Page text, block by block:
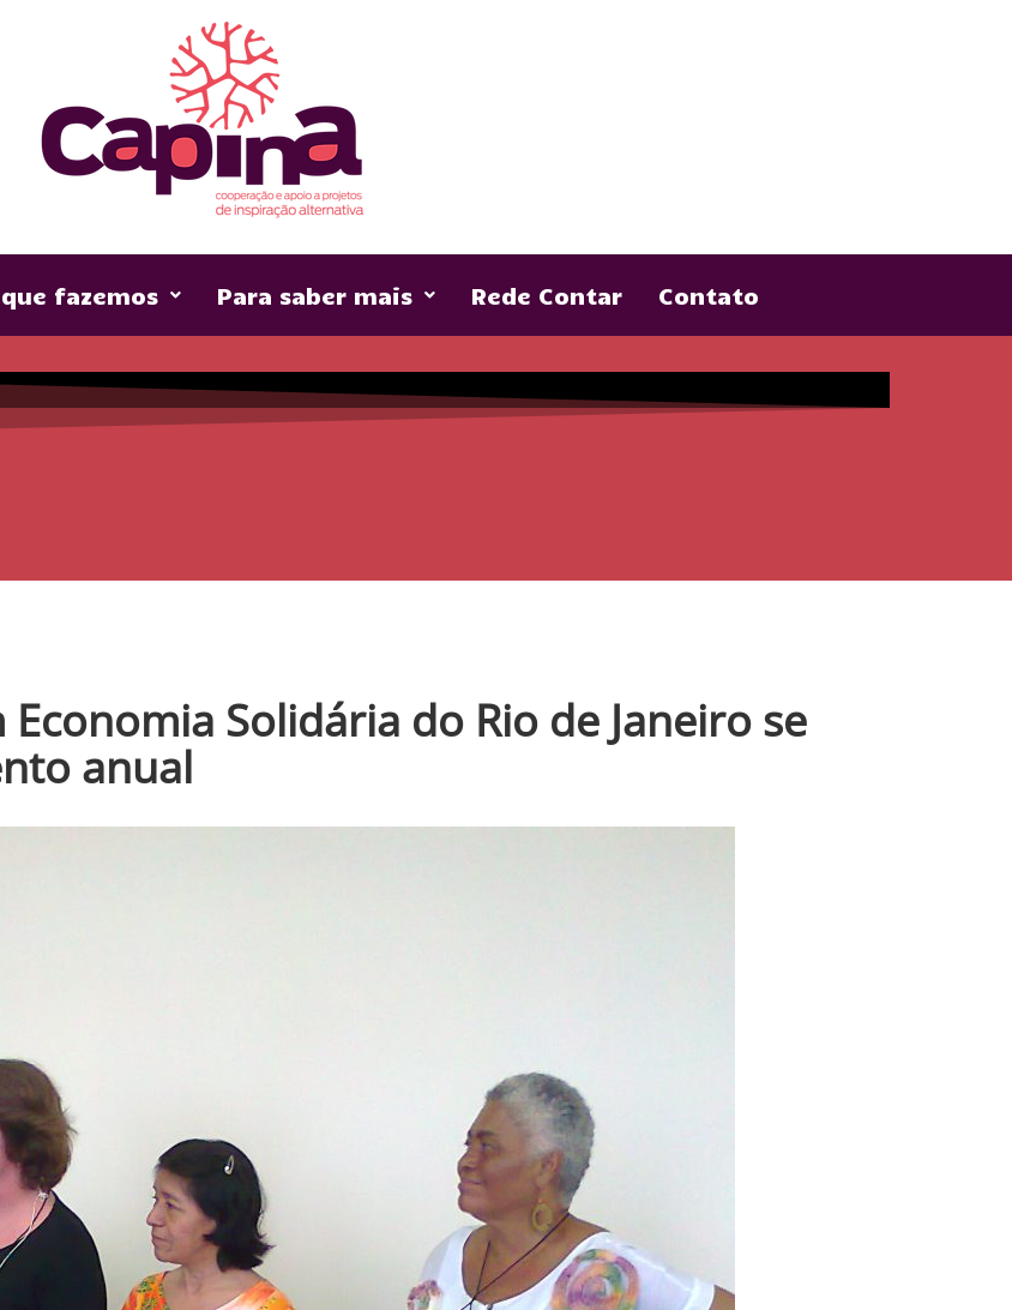
que fazemos Para saber mais Rede Contar Contato
Solidária do Rio de Janeiro se
anual